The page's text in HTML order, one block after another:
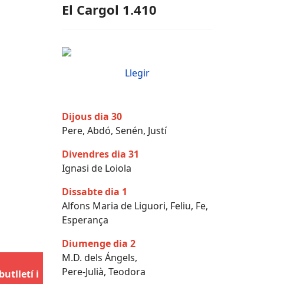
i
El Cargol 1.410
Llegir
Dijous dia 30
Pere, Abdó, Senén, Justí
Divendres dia 31
Ignasi de Loiola
Dissabte dia 1
Alfons Maria de Liguori, Feliu, Fe,
Esperança
Diumenge dia 2
M.D. dels Ángels,
Pere-Julià, Teodora